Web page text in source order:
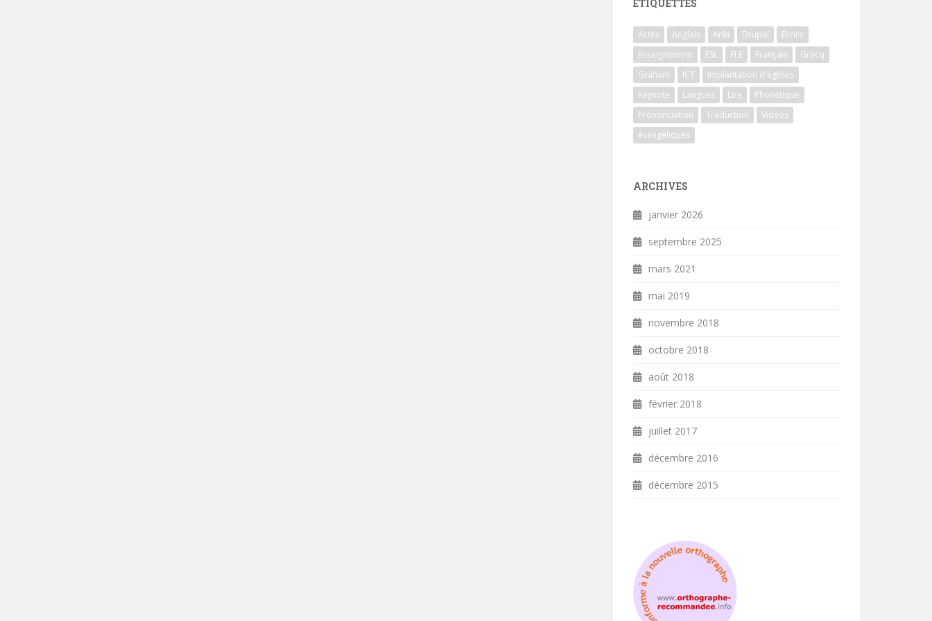
ÉTIQUETTES
Actes Anglais Anki Drupal
Ecrire
Enseignement
ESL FLE Français
Gracq
Graham
ICT
Implantation d'églises
Keynote
Langues Lire
Phonétique
Prononciation
Traduction
Vidéos
évangéliques
ARCHIVES
janvier 2026
septembre 2025
mars 2021
mai 2019
novembre 2018
octobre 2018
août 2018
février 2018
juillet 2017
décembre 2016
décembre 2015